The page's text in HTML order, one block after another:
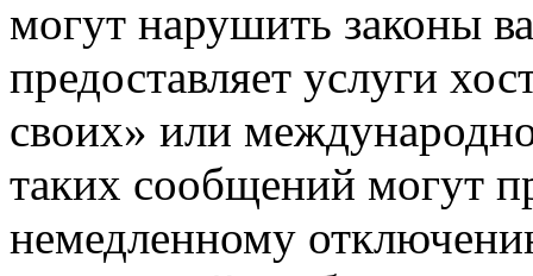
могут нарушить законы
предоставляет услуги
своих» или
таких сообщений могут
немедленному